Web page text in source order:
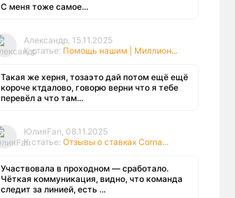
С меня тоже самое...
Александр, 15.11.2025
К статье: Помощь нашим | Миллион...
Такая же херня, тозаэто дай потом ещё ещё
короче ктдалово, говорю верни что я тебе
перевёл а что там...
ЮлияFan, 08.11.2025
К статье: Отзывы о ставках Corna...
Участвовала в проходном — сработало.
Чёткая коммуникация, видно, что команда
следит за линией, есть ...